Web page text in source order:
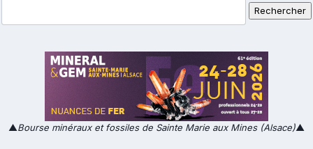
▲Bourse minéraux et fossiles de Sainte Marie aux Mines (Alsace)▲